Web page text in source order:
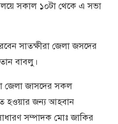
সকাল ১০টা থেকে এ সভা
সাতক্ষীরা জেলা জসদের
বাবলু।
জেলা জাসদের সকল
হওয়ার জন্য আহবান
সম্পাদক মোঃ জাকির